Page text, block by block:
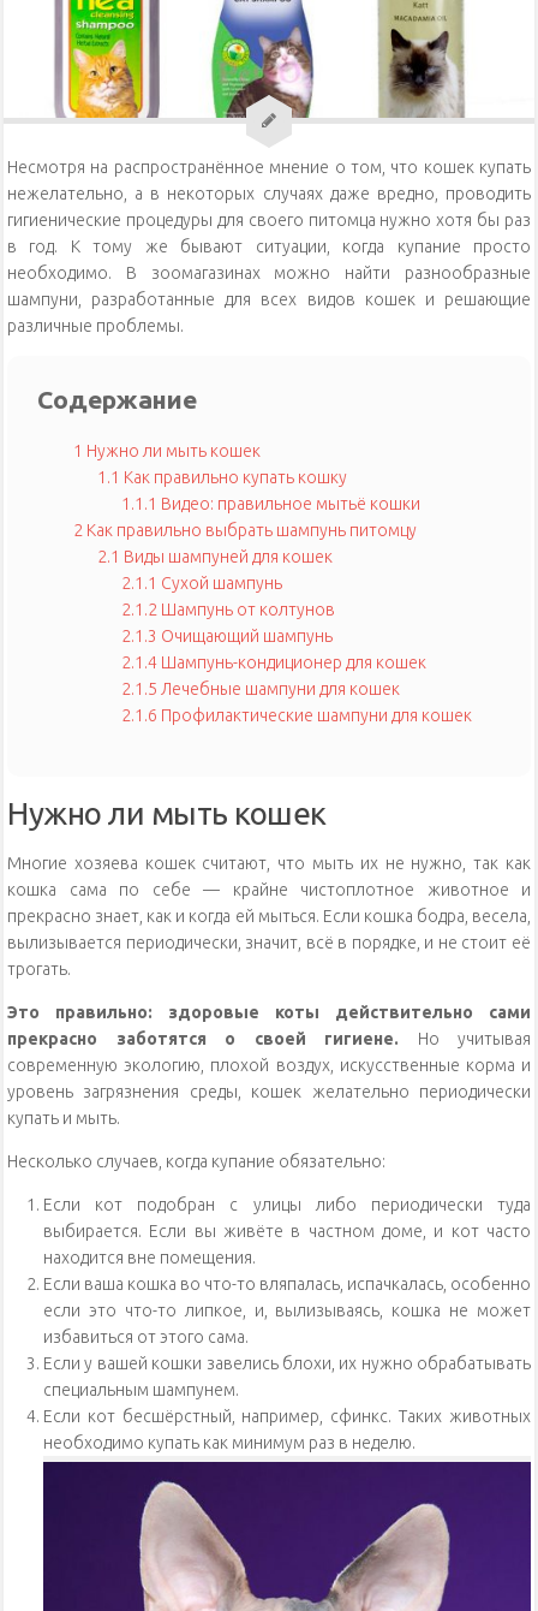
Уход за кошками
Уход за собаками
Физиология кошек
Несмотря на распространённое мнение о том, что кошек купать
нежелательно, а в некоторых случаях даже вредно, проводить
гигиенические процедуры для своего питомца нужно хотя бы раз
в год. К тому же бывают ситуации, когда купание просто
необходимо. В зоомагазинах можно найти разнообразные
шампуни, разработанные для всех видов кошек и решающие
различные проблемы.
Содержание
1 Нужно ли мыть кошек
1.1 Как правильно купать кошку
1.1.1 Видео: правильное мытьё кошки
2 Как правильно выбрать шампунь питомцу
2.1 Виды шампуней для кошек
2.1.1 Сухой шампунь
2.1.2 Шампунь от колтунов
2.1.3 Очищающий шампунь
2.1.4 Шампунь-кондиционер для кошек
2.1.5 Лечебные шампуни для кошек
2.1.6 Профилактические шампуни для кошек
Нужно ли мыть кошек
Многие хозяева кошек считают, что мыть их не нужно, так как
кошка сама по себе — крайне чистоплотное животное и
прекрасно знает, как и когда ей мыться. Если кошка бодра, весела,
вылизывается периодически, значит, всё в порядке, и не стоит её
трогать.
Это правильно: здоровые коты действительно сами
прекрасно заботятся о своей гигиене. Но учитывая
современную экологию, плохой воздух, искусственные корма и
уровень загрязнения среды, кошек желательно периодически
купать и мыть.
Несколько случаев, когда купание обязательно:
Если кот подобран с улицы либо периодически туда
выбирается. Если вы живёте в частном доме, и кот часто
находится вне помещения.
Если ваша кошка во что-то вляпалась, испачкалась, особенно
если это что-то липкое, и, вылизываясь, кошка не может
избавиться от этого сама.
Если у вашей кошки завелись блохи, их нужно обрабатывать
специальным шампунем.
Если кот бесшёрстный, например, сфинкс. Таких животных
необходимо купать как минимум раз в неделю.